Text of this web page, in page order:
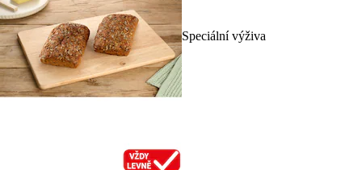
Speciální výživa